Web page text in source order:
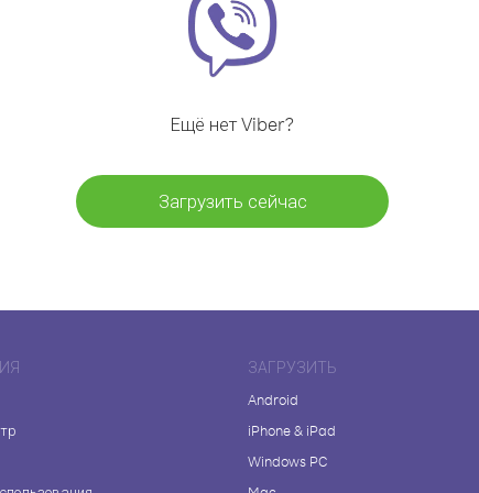
Ещё нет Viber?
Загрузить сейчас
ЗАГРУЗИТЬ
Android
iPhone & iPad
Windows PC